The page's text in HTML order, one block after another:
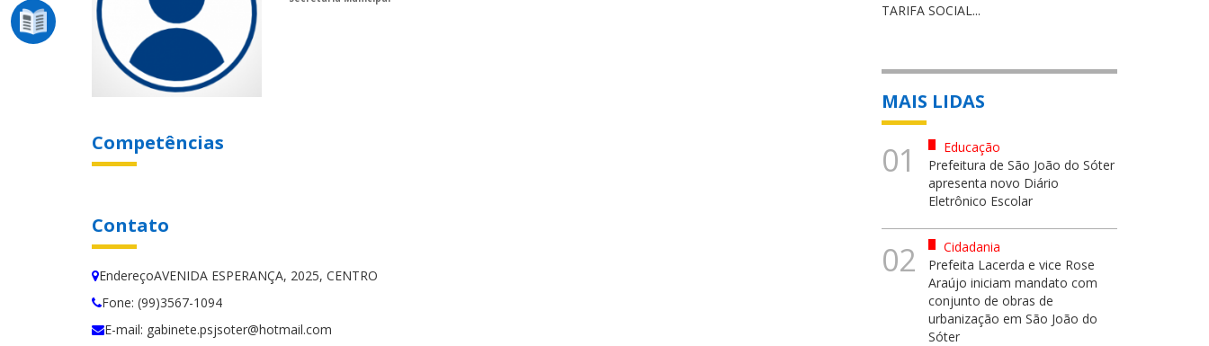
Competências
Contato
EndereçoAVENIDA ESPERANÇA, 2025, CENTRO
Fone: (99)3567-1094
E-mail: gabinete.psjsoter@hotmail.com
TARIFA SOCIAL...
MAIS LIDAS
01
Educação
Prefeitura de São João do Sóter
apresenta novo Diário
Eletrônico Escolar
02
Cidadania
Prefeita Lacerda e vice Rose
Araújo iniciam mandato com
conjunto de obras de
urbanização em São João do
Sóter